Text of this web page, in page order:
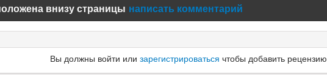
внизу страницы написать комментарий
Вы должны войти или зарегистрироваться чтобы добавить рецензию.